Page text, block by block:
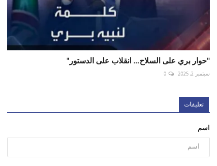
"حوار بري على السلاح… انقلاب على الدستور"
سبتمبر 2, 2025 0
تعليقات
اسم